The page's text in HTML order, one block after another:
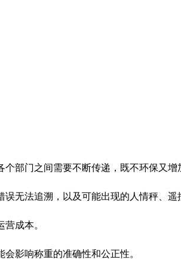
部门之间需要不断传递，既不环保又增
无法追溯，以及可能出现的人情秤、遥
成本。
影响称重的准确性和公正性。